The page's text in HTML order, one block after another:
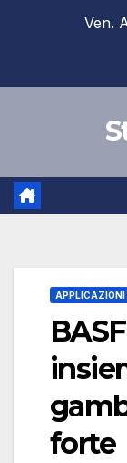
Ven.
APPLICAZIONI
forte